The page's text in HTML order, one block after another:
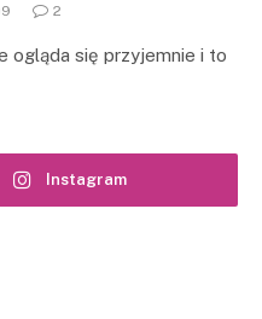
2
ogląda się przyjemnie i to
Instagram